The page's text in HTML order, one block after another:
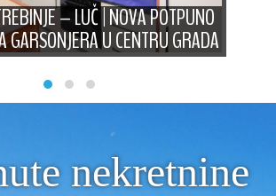
– LUČ | NOVA POTPUNO
GARSONJERA U CENTRU GRADA
nekretnine